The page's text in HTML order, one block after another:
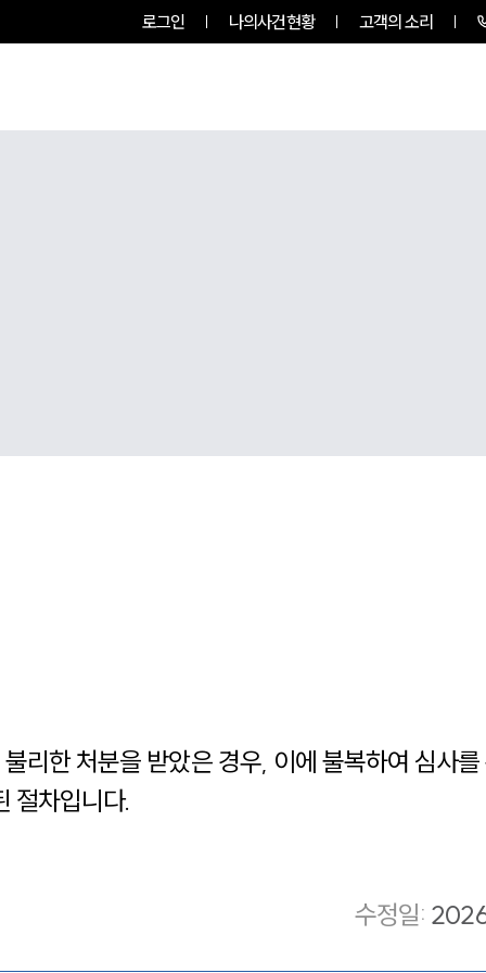
로그인 나의사건현황 고객의 소리
리한 처분을 받았은 경우, 이에 불복하여 심사
절차입니다.
수정일: